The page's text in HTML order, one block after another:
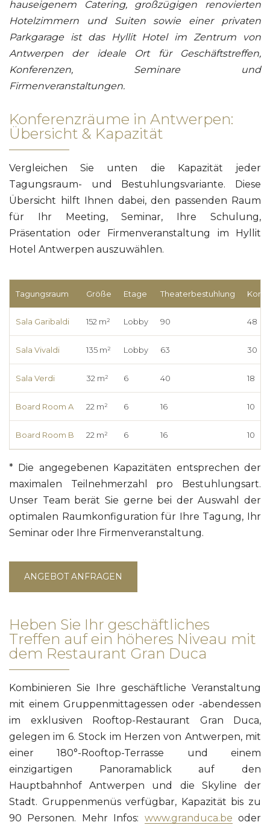
hauseigenem Catering, großzügigen renovierten
Hotelzimmern und Suiten sowie einer privaten
Parkgarage ist das Hyllit Hotel im Zentrum von
Antwerpen der ideale Ort für Geschäftstreffen,
Konferenzen, Seminare und
Firmenveranstaltungen.
Konferenzräume in Antwerpen:
Übersicht & Kapazität
Vergleichen Sie unten die Kapazität jeder
Tagungsraum- und Bestuhlungsvariante. Diese
Übersicht hilft Ihnen dabei, den passenden Raum
für Ihr Meeting, Seminar, Ihre Schulung,
Präsentation oder Firmenveranstaltung im Hyllit
Hotel Antwerpen auszuwählen.
Tagungsraum Größe Etage Theaterbestuhlung
Sala Garibaldi 152 m² Lobby 90 48
Sala Vivaldi 135 m² Lobby 63 30
Sala Verdi 32 m² 6 40 18
Board Room A 22 m² 6 16 10
Board Room B 22 m² 6 16 10
* Die angegebenen Kapazitäten entsprechen der
maximalen Teilnehmerzahl pro Bestuhlungsart.
Unser Team berät Sie gerne bei der Auswahl der
optimalen Raumkonfiguration für Ihre Tagung, Ihr
Seminar oder Ihre Firmenveranstaltung.
ANGEBOT ANFRAGEN
Heben Sie Ihr geschäftliches
Treffen auf ein höheres Niveau mit
dem Restaurant Gran Duca
Kombinieren Sie Ihre geschäftliche Veranstaltung
mit einem Gruppenmittagessen oder -abendessen
im exklusiven Rooftop-Restaurant Gran Duca,
gelegen im 6. Stock im Herzen von Antwerpen, mit
einer 180°-Rooftop-Terrasse und einem
einzigartigen Panoramablick auf den
Hauptbahnhof Antwerpen und die Skyline der
Stadt. Gruppenmenüs verfügbar, Kapazität bis zu
90 Personen. Mehr Infos: www.granduca.be oder